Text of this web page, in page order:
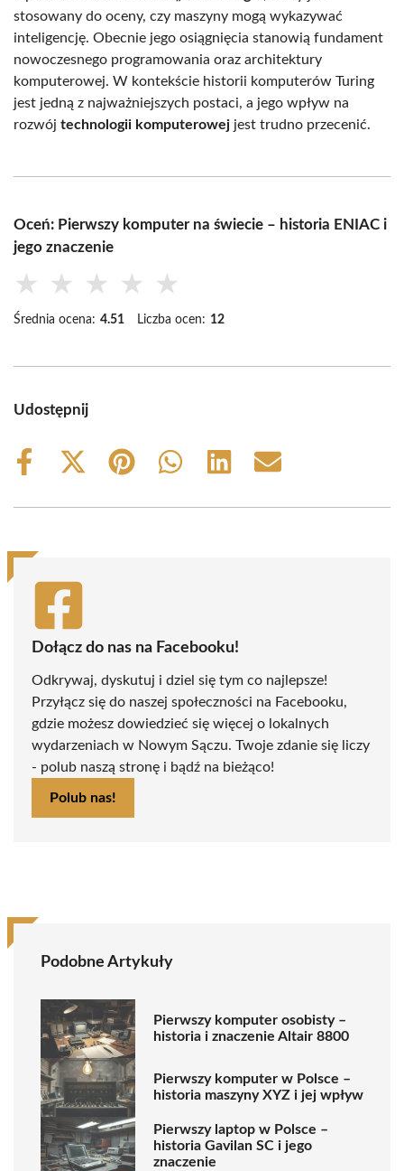
stosowany do oceny, czy maszyny mogą wykazywać
inteligencję. Obecnie jego osiągnięcia stanowią fundament
nowoczesnego programowania oraz architektury
komputerowej. W kontekście historii komputerów Turing
jest jedną z najważniejszych postaci, a jego wpływ na
rozwój technologii komputerowej jest trudno przecenić.
Oceń: Pierwszy komputer na świecie – historia ENIAC i
jego znaczenie
★ ★ ★ ★ ★
Średnia ocena: 4.51 Liczba ocen: 12
Udostępnij
Share
Share
(Twitter)
Share
Share
Share
Share
Dołącz do nas na Facebooku!
Odkrywaj, dyskutuj i dziel się tym co najlepsze!
Przyłącz się do naszej społeczności na Facebooku,
gdzie możesz dowiedzieć się więcej o lokalnych
wydarzeniach w Nowym Sączu. Twoje zdanie się liczy
- polub naszą stronę i bądź na bieżąco!
Polub nas!
Podobne Artykuły
Pierwszy komputer osobisty –
historia i znaczenie Altair 8800
Pierwszy komputer w Polsce –
historia maszyny XYZ i jej wpływ
Pierwszy laptop w Polsce –
historia Gavilan SC i jego
znaczenie